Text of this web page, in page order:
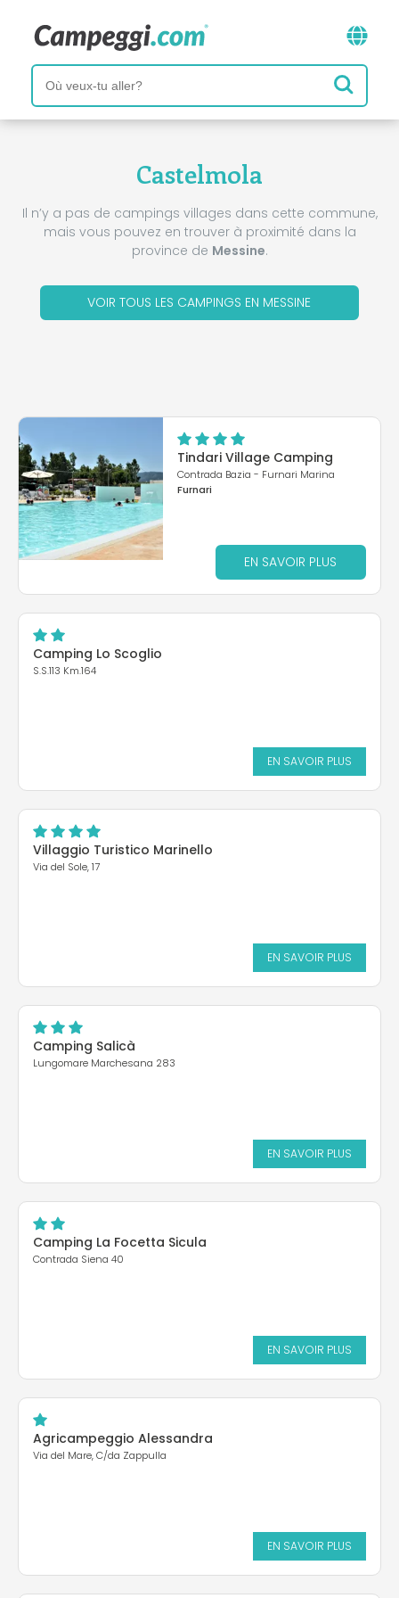
Castelmola
Il n’y a pas de campings villages dans cette commune,
mais vous pouvez en trouver à proximité dans la
province de Messine.
VOIR TOUS LES CAMPINGS EN MESSINE
Tindari Village Camping
Contrada Bazia - Furnari Marina
Furnari
EN SAVOIR PLUS
Camping Lo Scoglio
S.S.113 Km.164
EN SAVOIR PLUS
Villaggio Turistico Marinello
Via del Sole, 17
EN SAVOIR PLUS
Camping Salicà
Lungomare Marchesana 283
EN SAVOIR PLUS
Camping La Focetta Sicula
Contrada Siena 40
EN SAVOIR PLUS
Agricampeggio Alessandra
Via del Mare, C/da Zappulla
EN SAVOIR PLUS